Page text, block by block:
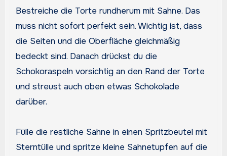
Bestreiche die Torte rundherum mit Sahne. Das
muss nicht sofort perfekt sein. Wichtig ist, dass
die Seiten und die Oberfläche gleichmäßig
bedeckt sind. Danach drückst du die
Schokoraspeln vorsichtig an den Rand der Torte
und streust auch oben etwas Schokolade
darüber.
Fülle die restliche Sahne in einen Spritzbeutel mit
Sterntülle und spritze kleine Sahnetupfen auf die